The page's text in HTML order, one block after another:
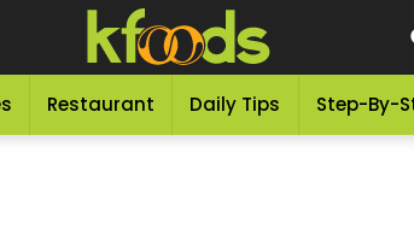
Restaurant Daily Tips Step-By-